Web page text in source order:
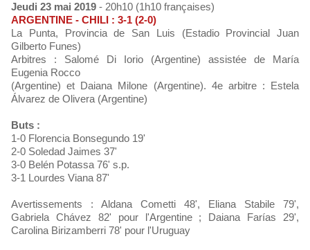
Jeudi 23 mai 2019 - 20h10 (1h10 françaises)
ARGENTINE - CHILI : 3-1 (2-0)
La Punta, Provincia de San Luis (Estadio Provincial Juan
Gilberto Funes)
Arbitres : Salomé Di Iorio (Argentine) assistée de María
Eugenia Rocco
(Argentine) et Daiana Milone (Argentine). 4e arbitre : Estela
Álvarez de Olivera (Argentine)
Buts :
1-0 Florencia Bonsegundo 19'
2-0 Soledad Jaimes 37'
3-0 Belén Potassa 76' s.p.
3-1 Lourdes Viana 87'
Avertissements : Aldana Cometti 48', Eliana Stabile 79',
Gabriela Chávez 82' pour l'Argentine ; Daiana Farías 29',
Carolina Birizamberri 78' pour l'Uruguay